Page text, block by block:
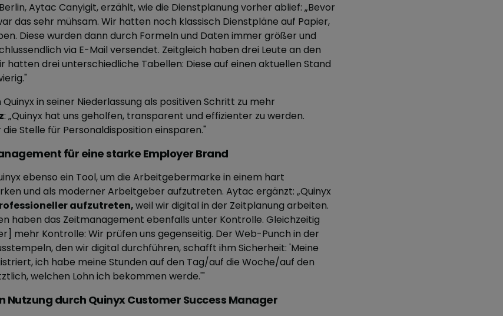
Aytac Canyigit, erzählt, wie die Dienstplanung vorher ablief: „Bevor
das sehr mühsam. Wir hatten noch klassisch Dienstpläne auf Papier,
Diese wurden dann durch Formeln und Daten immer größer und
via E-Mail versendet. Zeitgleich haben drei Leute an den
hatten drei unterschiedliche Tabellen: Diese auf einen aktuellen Stand
in seiner Niederlassung als positiven Schritt zu mehr
: „Quinyx hat uns geholfen, transparent und effizienter zu werden.
Stelle für Personaldisposition einsparen."
für eine starke Employer Brand
ebenso ein Tool, um die Arbeitgebermarke in einem hart
und als moderner Arbeitgeber aufzutreten. Aytac ergänzt: „Quinyx
aufzutreten,weil wir digital in der Zeitplanung arbeiten.
haben das Zeitmanagement ebenfalls unter Kontrolle. Gleichzeitig
mehr Kontrolle: Wir prüfen uns gegenseitig. Der Web-Punch in der
den wir digital durchführen, schafft ihm Sicherheit: 'Meine
ich habe meine Stunden auf den Tag/auf die Woche/auf den
welchen Lohn ich bekommen werde.'"
Nutzung durch Quinyx Customer Success Manager